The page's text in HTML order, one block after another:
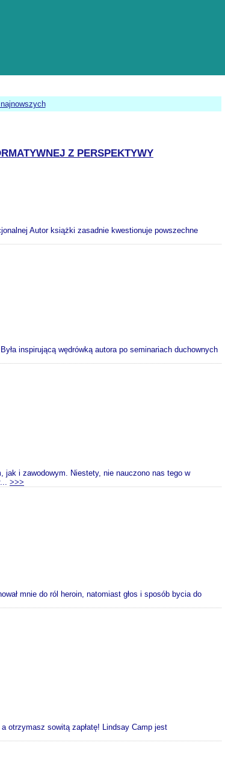
Z PERSPEKTYWY
Autor książki zasadnie kwestionuje powszechne
inspirującą wędrówką autora po seminariach duchownych
jak i zawodowym. Niestety, nie nauczono nas tego w
>>>
mnie do ról heroin, natomiast głos i sposób bycia do
otrzymasz sowitą zapłatę! Lindsay Camp jest